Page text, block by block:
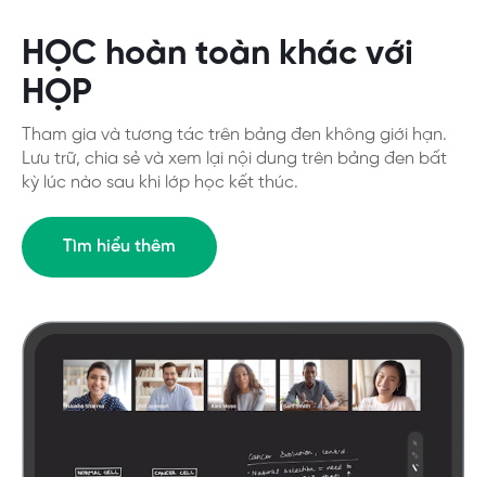
HỌC hoàn toàn khác với
HỌP
Tham gia và tương tác trên bảng đen không giới hạn.
Lưu trữ, chia sẻ và xem lại nội dung trên bảng đen bất
kỳ lúc nào sau khi lớp học kết thúc.
Tìm hiểu thêm